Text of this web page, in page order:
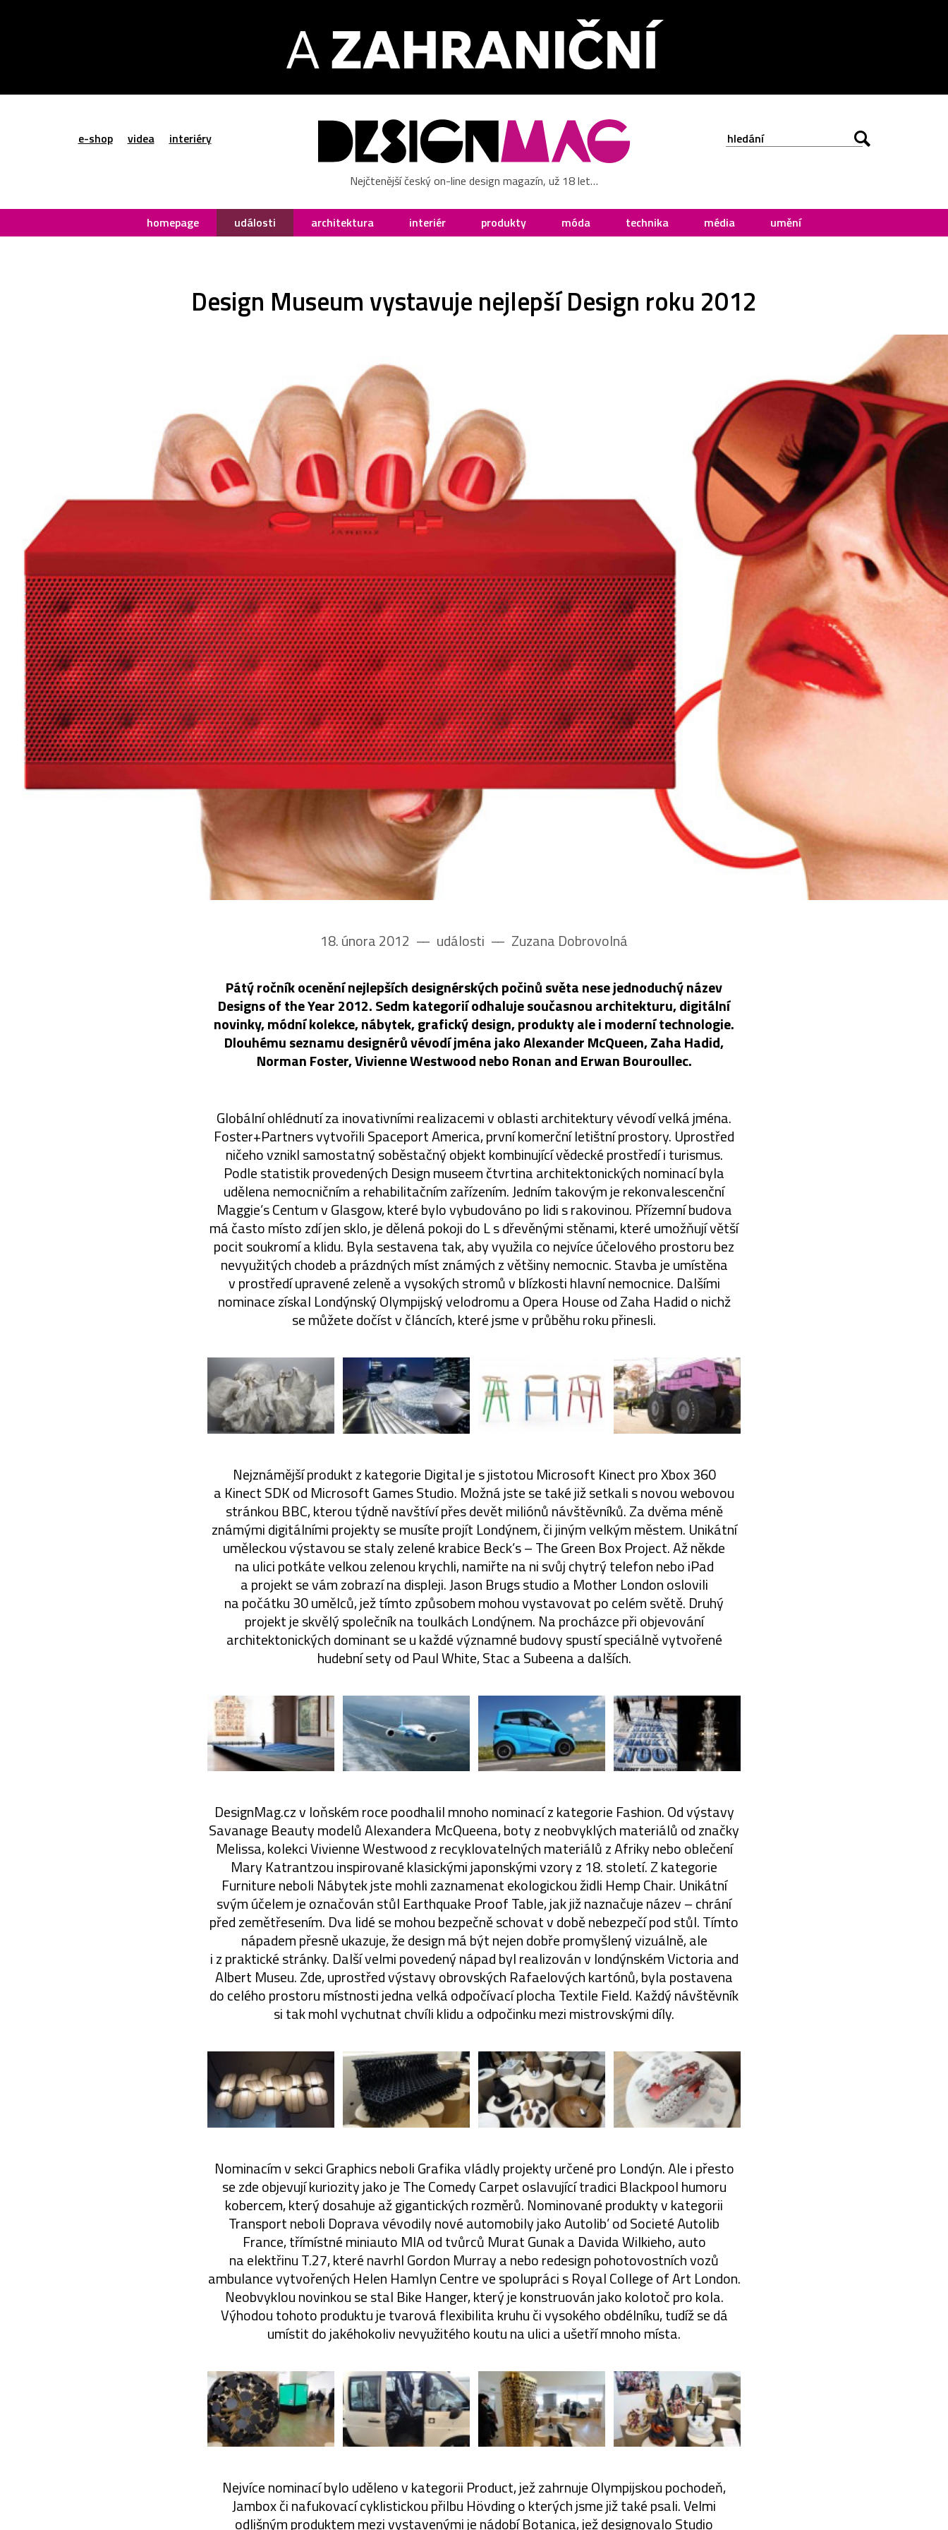
e-shop videa interiéry
Nejčtenější český on-line design magazín, už 18 let…
homepage události architektura interiér produkty móda technika média umění
Design Museum vystavuje nejlepší Design roku 2012
18. února 2012 –– události –– Zuzana Dobrovolná
Pátý ročník ocenění nejlepších designérských počinů světa nese jednoduchý název
Designs of the Year 2012. Sedm kategorií odhaluje současnou architekturu, digitální
novinky, módní kolekce, nábytek, grafický design, produkty ale i moderní technologie.
Dlouhému seznamu designérů vévodí jména jako Alexander McQueen, Zaha Hadid,
Norman Foster, Vivienne Westwood nebo Ronan and Erwan Bouroullec.
Globální ohlédnutí za inovativními realizacemi v oblasti architektury vévodí velká jména.
Foster+Partners vytvořili Spaceport America, první komerční letištní prostory. Uprostřed
ničeho vznikl samostatný soběstačný objekt kombinující vědecké prostředí i turismus.
Podle statistik provedených Design museem čtvrtina architektonických nominací byla
udělena nemocničním a rehabilitačním zařízením. Jedním takovým je rekonvalescenční
Maggie’s Centum v Glasgow, které bylo vybudováno po lidi s rakovinou. Přízemní budova
má často místo zdí jen sklo, je dělená pokoji do L s dřevěnými stěnami, které umožňují větší
pocit soukromí a klidu. Byla sestavena tak, aby využila co nejvíce účelového prostoru bez
nevyužitých chodeb a prázdných míst známých z většiny nemocnic. Stavba je umístěna
v prostředí upravené zeleně a vysokých stromů v blízkosti hlavní nemocnice. Dalšími
nominace získal Londýnský Olympijský velodromu a Opera House od Zaha Hadid o nichž
se můžete dočíst v článcích, které jsme v průběhu roku přinesli.
Nejznámější produkt z kategorie Digital je s jistotou Microsoft Kinect pro Xbox 360
a Kinect SDK od Microsoft Games Studio. Možná jste se také již setkali s novou webovou
stránkou BBC, kterou týdně navštíví přes devět miliónů návštěvníků. Za dvěma méně
známými digitálními projekty se musíte projít Londýnem, či jiným velkým městem. Unikátní
uměleckou výstavou se staly zelené krabice Beck’s – The Green Box Project. Až někde
na ulici potkáte velkou zelenou krychli, namiřte na ni svůj chytrý telefon nebo iPad
a projekt se vám zobrazí na displeji. Jason Brugs studio a Mother London oslovili
na počátku 30 umělců, jež tímto způsobem mohou vystavovat po celém světě. Druhý
projekt je skvělý společník na toulkách Londýnem. Na procházce při objevování
architektonických dominant se u každé významné budovy spustí speciálně vytvořené
hudební sety od Paul White, Stac a Subeena a dalších.
DesignMag.cz v loňském roce poodhalil mnoho nominací z kategorie Fashion. Od výstavy
Savanage Beauty modelů Alexandera McQueena, boty z neobvyklých materiálů od značky
Melissa, kolekci Vivienne Westwood z recyklovatelných materiálů z Afriky nebo oblečení
Mary Katrantzou inspirované klasickými japonskými vzory z 18. století. Z kategorie
Furniture neboli Nábytek jste mohli zaznamenat ekologickou židli Hemp Chair. Unikátní
svým účelem je označován stůl Earthquake Proof Table, jak již naznačuje název – chrání
před zemětřesením. Dva lidé se mohou bezpečně schovat v době nebezpečí pod stůl. Tímto
nápadem přesně ukazuje, že design má být nejen dobře promyšlený vizuálně, ale
i z praktické stránky. Další velmi povedený nápad byl realizován v londýnském Victoria and
Albert Museu. Zde, uprostřed výstavy obrovských Rafaelových kartónů, byla postavena
do celého prostoru místnosti jedna velká odpočívací plocha Textile Field. Každý návštěvník
si tak mohl vychutnat chvíli klidu a odpočinku mezi mistrovskými díly.
Nominacím v sekci Graphics neboli Grafika vládly projekty určené pro Londýn. Ale i přesto
se zde objevují kuriozity jako je The Comedy Carpet oslavující tradici Blackpool humoru
kobercem, který dosahuje až gigantických rozměrů. Nominované produkty v kategorii
Transport neboli Doprava vévodily nové automobily jako Autolib’ od Societé Autolib
France, třímístné miniauto MIA od tvůrců Murat Gunak a Davida Wilkieho, auto
na elektřinu T.27, které navrhl Gordon Murray a nebo redesign pohotovostních vozů
ambulance vytvořených Helen Hamlyn Centre ve spolupráci s Royal College of Art London.
Neobvyklou novinkou se stal Bike Hanger, který je konstruován jako kolotoč pro kola.
Výhodou tohoto produktu je tvarová flexibilita kruhu či vysokého obdélníku, tudíž se dá
umístit do jakéhokoliv nevyužitého koutu na ulici a ušetří mnoho místa.
Nejvíce nominací bylo uděleno v kategorii Product, jež zahrnuje Olympijskou pochodeň,
Jambox či nafukovací cyklistickou přilbu Hövding o kterých jsme již také psali. Velmi
odlišným produktem mezi vystavenými je nádobí Botanica, jež designovalo Studio